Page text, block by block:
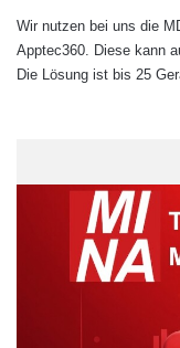
t
:
Wir nutzen bei uns die
Apptec360. Diese kann
Die Lösung ist bis 25